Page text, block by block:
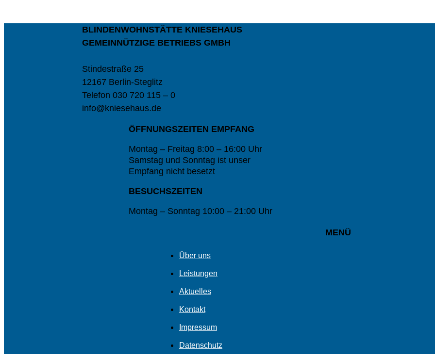
BLINDENWOHNSTÄTTE KNIESEHAUS
GEMEINNÜTZIGE BETRIEBS GMBH
Stindestraße 25
12167 Berlin-Steglitz
Telefon 030 720 115 – 0
info@kniesehaus.de
ÖFFNUNGSZEITEN EMPFANG
Montag – Freitag 8:00 – 16:00 Uhr
Samstag und Sonntag ist unser
Empfang nicht besetzt
BESUCHSZEITEN
Montag – Sonntag 10:00 – 21:00 Uhr
MENÜ
Über uns
Leistungen
Aktuelles
Kontakt
Impressum
Datenschutz